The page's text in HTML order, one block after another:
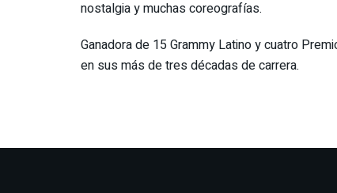
nostalgia y muchas coreografías.
Ganadora de 15 Grammy Latino y cuatro
en sus más de tres décadas de carrera.